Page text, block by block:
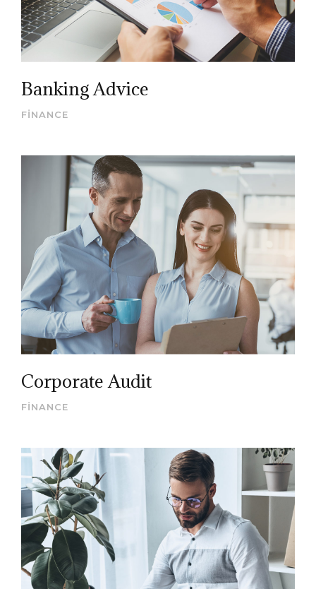
Banking Advice
FINANCE
Corporate Audit
FINANCE